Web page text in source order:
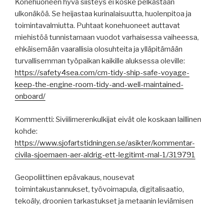
Konehuoneen hyvä siisteys ei koske pelkästään
ulkonäköä. Se heijastaa kurinalaisuutta, huolenpitoa ja
toimintavalmiutta. Puhtaat konehuoneet auttavat
miehistöä tunnistamaan vuodot varhaisessa vaiheessa,
ehkäisemään vaarallisia olosuhteita ja ylläpitämään
turvallisemman työpaikan kaikille aluksessa oleville:
https://safety4sea.com/cm-tidy-ship-safe-voyage-
keep-the-engine-room-tidy-and-well-maintained-
onboard/
Kommentti: Siviilimerenkulkijat eivät ole koskaan laillinen
kohde:
https://www.sjofartstidningen.se/asikter/kommentar-
civila-sjoemaen-aer-aldrig-ett-legitimt-mal-1/319791
Geopoliittinen epävakaus, nousevat
toimintakustannukset, työvoimapula, digitalisaatio,
tekoäly, droonien tarkastukset ja metaanin leviämisen